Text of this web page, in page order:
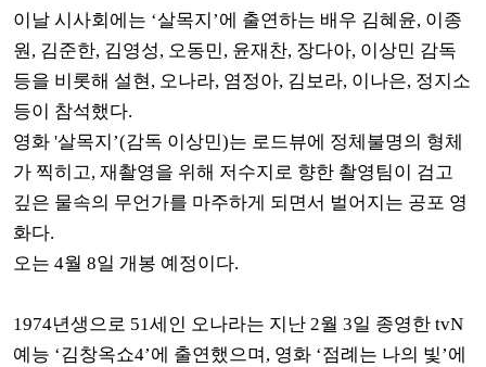
이날 시사회에는 ‘살목지’에 출연하는 배우 김혜윤, 이종
원, 김준한, 김영성, 오동민, 윤재찬, 장다아, 이상민 감독
등을 비롯해 설현, 오나라, 염정아, 김보라, 이나은, 정지소
등이 참석했다.
영화 '살목지’(감독 이상민)는 로드뷰에 정체불명의 형체
가 찍히고, 재촬영을 위해 저수지로 향한 촬영팀이 검고
깊은 물속의 무언가를 마주하게 되면서 벌어지는 공포 영
화다.
오는 4월 8일 개봉 예정이다.
1974년생으로 51세인 오나라는 지난 2월 3일 종영한 tvN
예능 ‘김창옥쇼4’에 출연했으며, 영화 ‘점례는 나의 빛’에